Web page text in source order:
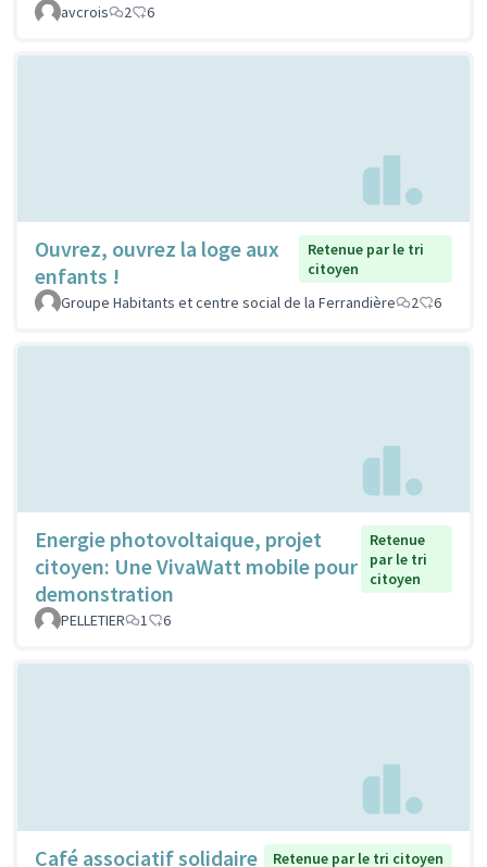
avcrois
2 6
Ouvrez, ouvrez la loge aux
enfants !
Retenue par le tri
citoyen
Groupe Habitants et centre social de la Ferrandière
2 6
Energie photovoltaique, projet
citoyen: Une VivaWatt mobile pour
demonstration
Retenue
par le tri
citoyen
PELLETIER 1 6
Café associatif solidaire Retenue par le tri citoyen